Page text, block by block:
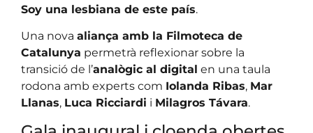
Soy una lesbiana de este país.
Una nova aliança amb la Filmoteca de
Catalunya permetrà reflexionar sobre la
transició de l’analògic al digital en una taula
rodona amb experts com Iolanda Ribas, Mar
Llanas, Luca Ricciardi i Milagros Távara.